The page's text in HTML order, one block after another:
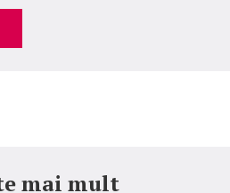
mai mult